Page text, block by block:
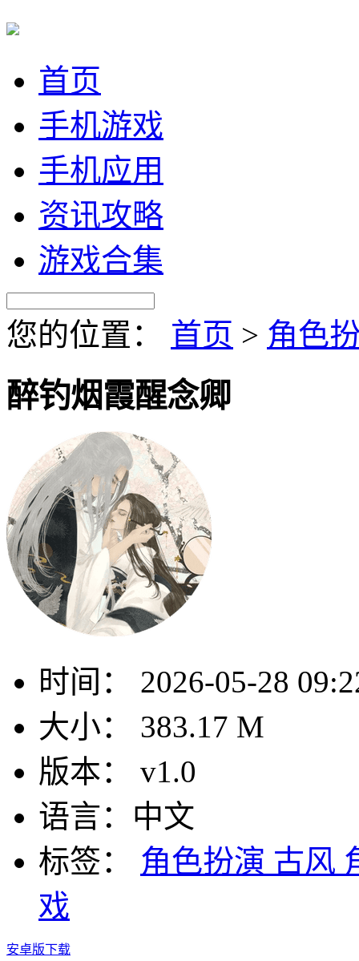
首页
手机游戏
手机应用
资讯攻略
游戏合集
您的位置： 首页 > 角色
醉钓烟霞醒念卿
时间：
2026-05-28
大小：
383.17 M
版本：
v1.0
语言： 中文
标签：
角色扮演 古风
戏
安卓版下载